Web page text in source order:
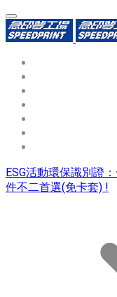
ESG活動環保識別證
件不二首選(免卡套) !